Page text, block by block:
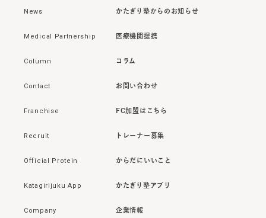
News かたぎり塾からのお知らせ
Medical Partnership 医療機関提携
Column コラム
Contact お問い合わせ
Franchise FC加盟はこちら
Recruit トレーナー募集
Official Protein からだにいいこと
Katagirijuku App かたぎり塾アプリ
Company 企業情報